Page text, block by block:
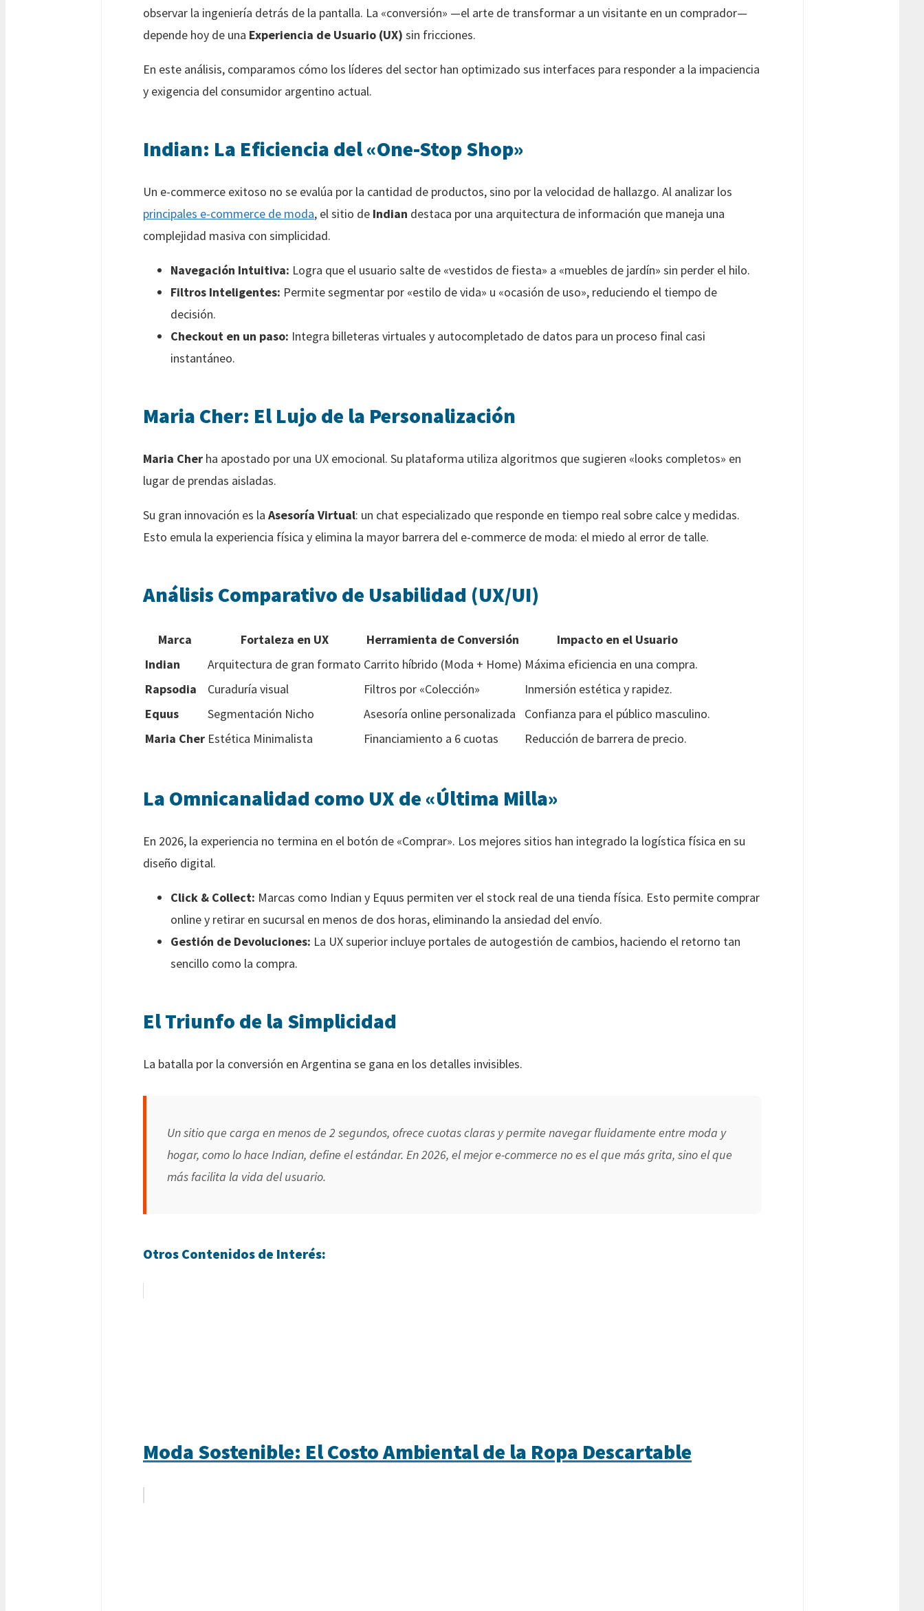
observar la ingeniería detrás de la pantalla. La «conversión» —el arte de transformar a un visitante en un comprador—
depende hoy de una Experiencia de Usuario (UX) sin fricciones.
En este análisis, comparamos cómo los líderes del sector han optimizado sus interfaces para responder a la impaciencia
y exigencia del consumidor argentino actual.
Indian: La Eficiencia del «One-Stop Shop»
Un e-commerce exitoso no se evalúa por la cantidad de productos, sino por la velocidad de hallazgo. Al analizar los
principales e-commerce de moda, el sitio de Indian destaca por una arquitectura de información que maneja una
complejidad masiva con simplicidad.
Navegación Intuitiva: Logra que el usuario salte de «vestidos de fiesta» a «muebles de jardín» sin perder el hilo.
Filtros Inteligentes: Permite segmentar por «estilo de vida» u «ocasión de uso», reduciendo el tiempo de
decisión.
Checkout en un paso: Integra billeteras virtuales y autocompletado de datos para un proceso final casi
instantáneo.
Maria Cher: El Lujo de la Personalización
Maria Cher ha apostado por una UX emocional. Su plataforma utiliza algoritmos que sugieren «looks completos» en
lugar de prendas aisladas.
Su gran innovación es la Asesoría Virtual: un chat especializado que responde en tiempo real sobre calce y medidas.
Esto emula la experiencia física y elimina la mayor barrera del e-commerce de moda: el miedo al error de talle.
Análisis Comparativo de Usabilidad (UX/UI)
Marca Fortaleza en UX Herramienta de Conversión
Impacto en el Usuario
Indian
Arquitectura de gran formato Carrito híbrido (Moda + Home) Máxima eficiencia en una compra.
Rapsodia
Curaduría visual Filtros por «Colección»
Inmersión estética y rapidez.
Equus
Segmentación Nicho Asesoría online personalizada
Confianza para el público masculino.
Maria Cher Estética Minimalista Financiamiento a 6 cuotas Reducción de barrera de precio.
La Omnicanalidad como UX de «Última Milla»
En 2026, la experiencia no termina en el botón de «Comprar». Los mejores sitios han integrado la logística física en su
diseño digital.
Click & Collect: Marcas como Indian y Equus permiten ver el stock real de una tienda física. Esto permite comprar
online y retirar en sucursal en menos de dos horas, eliminando la ansiedad del envío.
Gestión de Devoluciones: La UX superior incluye portales de autogestión de cambios, haciendo el retorno tan
sencillo como la compra.
El Triunfo de la Simplicidad
La batalla por la conversión en Argentina se gana en los detalles invisibles.
Un sitio que carga en menos de 2 segundos, ofrece cuotas claras y permite navegar fluidamente entre moda y
hogar, como lo hace Indian, define el estándar. En 2026, el mejor e-commerce no es el que más grita, sino el que
más facilita la vida del usuario.
Otros Contenidos de Interés:
Moda Sostenible: El Costo Ambiental de la Ropa Descartable